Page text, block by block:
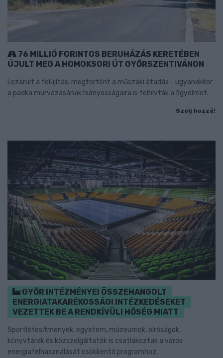
76 MILLIÓ FORINTOS BERUHÁZÁS KERETÉBEN
ÚJULT MEG A HOMOKSORI ÚT GYŐRSZENTIVÁNON
Lezárult a felújítás, megtörtént a műszaki átadás - ugyanakkor
a padka murvázásának hiányosságaira is felhívták a figyelmet.
Szólj hozzá!
GYŐR INTÉZMÉNYEI ÖSSZEHANGOLT
ENERGIATAKARÉKOSSÁGI INTÉZKEDÉSEKET
VEZETTEK BE A RENDKÍVÜLI HŐSÉG MIATT
Sportlétesítmények, egyetem, múzeumok, bíróságok,
könyvtárak és közszolgáltatók is csatlakoztak a város
energiafelhasználását csökkentő programhoz.